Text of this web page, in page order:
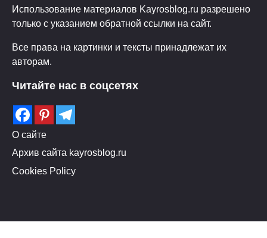
Использование материалов Kayrosblog.ru разрешено
только с указанием обратной ссылки на сайт.
Все права на картинки и тексты принадлежат их
авторам.
Читайте нас в соцсетях
О сайте
Архив сайта kayrosblog.ru
Cookies Policy